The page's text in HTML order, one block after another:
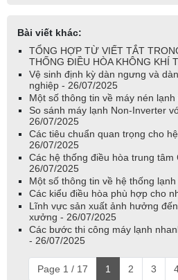
Bài viết khác:
TỔNG HỢP TỪ VIẾT TẮT
THỐNG ĐIỀU HÒA KHÔNG KHÍ
Vệ sinh định kỳ dàn ngưng và
nghiệp - 26/07/2025
Một số thông tin về máy nén
So sánh máy lạnh Non-Inverter
26/07/2025
Các tiêu chuẩn quan trọng cho
26/07/2025
Các hệ thống điều hòa trung tâm
26/07/2025
Một số thông tin về hệ thống
Các kiểu điều hòa phù hợp cho
Lĩnh vực sản xuất ảnh hưởng
xưởng - 26/07/2025
Các bước thi công máy lạnh
- 26/07/2025
Page 1 / 17 1 2 3